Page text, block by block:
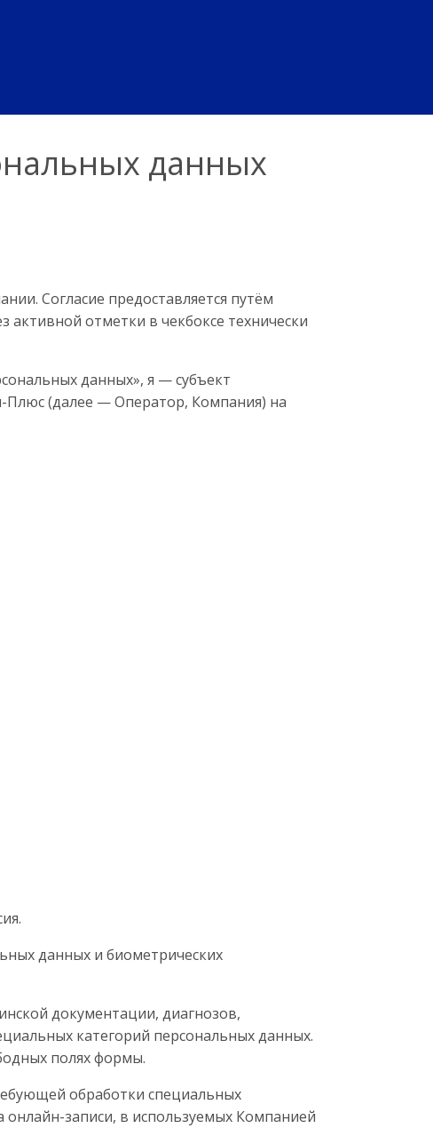
данных
Согласие предоставляется путём
отметки в чекбоксе технически
данных», я — субъект
(далее — Оператор, Компания) на
данных и биометрических
документации, диагнозов,
категорий персональных данных.
полях формы.
обработки специальных
онлайн-записи, в используемых Компанией